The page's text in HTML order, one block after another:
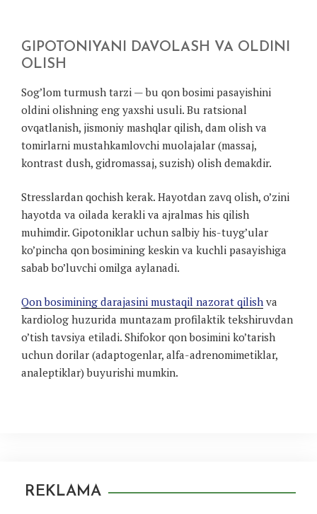
GIPOTONIYANI DAVOLASH VA OLDINI
OLISH
Sog’lom turmush tarzi — bu qon bosimi pasayishini
oldini olishning eng yaxshi usuli. Bu ratsional
ovqatlanish, jismoniy mashqlar qilish, dam olish va
tomirlarni mustahkamlovchi muolajalar (massaj,
kontrast dush, gidromassaj, suzish) olish demakdir.
Stresslardan qochish kerak. Hayotdan zavq olish, o’zini
hayotda va oilada kerakli va ajralmas his qilish
muhimdir. Gipotoniklar uchun salbiy his-tuyg’ular
ko’pincha qon bosimining keskin va kuchli pasayishiga
sabab bo’luvchi omilga aylanadi.
Qon bosimining darajasini mustaqil nazorat qilish va
kardiolog huzurida muntazam profilaktik tekshiruvdan
o’tish tavsiya etiladi. Shifokor qon bosimini ko’tarish
uchun dorilar (adaptogenlar, alfa-adrenomimetiklar,
analeptiklar) buyurishi mumkin.
REKLAMA